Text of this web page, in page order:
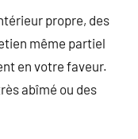
propre, des
même partiel
en votre faveur.
abîmé ou des